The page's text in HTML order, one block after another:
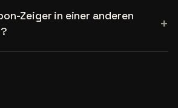
Zeiger in einer anderen